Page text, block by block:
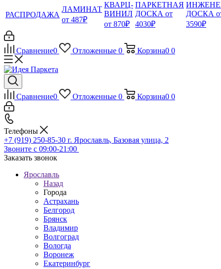
РАСПРОДАЖА
ЛАМИНАТ
от 487₽
КВАРЦ-
ВИНИЛ
от 870₽
ПАРКЕТНАЯ
ДОСКА от
4030₽
ДОСКА
3590₽
Сравнение0 Отложенные 0 Корзина0 0
Сравнение0 Отложенные 0 Корзина0 0
Телефоны
+7 (919) 250-85-30 г. Ярославль, Базовая улица, 2
Звоните с 09:00-21:00
Заказать звонок
Ярославль
Назад
Города
Астрахань
Белгород
Брянск
Владимир
Волгоград
Вологда
Воронеж
Екатеринбург